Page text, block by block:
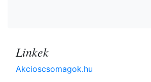
Linkek
Akcioscsomagok.hu